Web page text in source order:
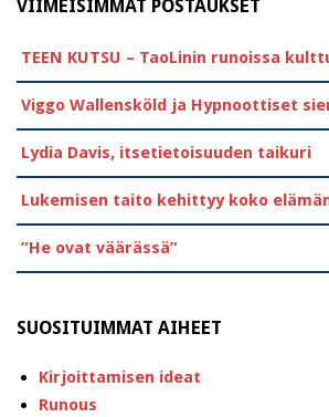
VIIMEISIMMÄT POSTAUKSET
TEEN KUTSU – TaoLinin runoissa
Viggo Wallensköld ja Hypnoottiset
Lydia Davis, itsetietoisuuden taikuri
Lukemisen taito kehittyy koko
”He ovat väärässä”
SUOSITUIMMAT AIHEET
Kirjoittamisen ideat
Runous